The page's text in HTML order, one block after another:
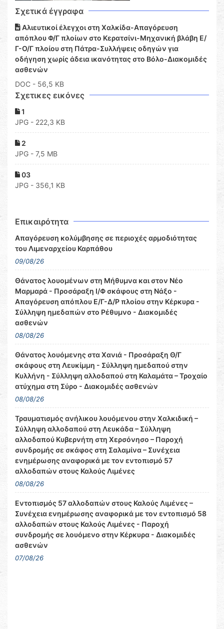
Σχετικά έγγραφα
Αλιευτικοί έλεγχοι στη Χαλκίδα-Απαγόρευση
απόπλου Φ/Γ πλοίων στο Κερατσίνι-Μηχανική βλάβη Ε/
Γ-Ο/Γ πλοίου στη Πάτρα-Συλλήψεις οδηγών για
οδήγηση χωρίς άδεια ικανότητας στο Βόλο-Διακομιδές
ασθενών
DOC - 56,5 KB
Σχετικες εικόνες
1
JPG - 222,3 KB
2
JPG - 7,5 MB
03
JPG - 356,1 KB
Επικαιρότητα
Απαγόρευση κολύμβησης σε περιοχές αρμοδιότητας
του Λιμεναρχείου Καρπάθου
09/08/26
Θάνατος λουομένων στη Μήθυμνα και στον Νέο
Μαρμαρά - Προσάραξη Ι/Φ σκάφους στη Νάξο -
Απαγόρευση απόπλου Ε/Γ-Δ/Ρ πλοίου στην Κέρκυρα -
Σύλληψη ημεδαπών στο Ρέθυμνο - Διακομιδές
ασθενών
08/08/26
Θάνατος λουόμενης στα Χανιά - Προσάραξη Θ/Γ
σκάφους στη Λευκίμμη - Σύλληψη ημεδαπού στην
Κυλλήνη - Σύλληψη αλλοδαπού στη Καλαμάτα – Τροχαίο
ατύχημα στη Σύρο - Διακομιδές ασθενών
08/08/26
Τραυματισμός ανήλικου λουόμενου στην Χαλκιδική –
Σύλληψη αλλοδαπού στη Λευκάδα – Σύλληψη
αλλοδαπού Κυβερνήτη στη Χερσόνησο – Παροχή
συνδρομής σε σκάφος στη Σαλαμίνα – Συνέχεια
ενημέρωσης αναφορικά με τον εντοπισμό 57
αλλοδαπών στους Καλούς Λιμένες
08/08/26
Εντοπισμός 57 αλλοδαπών στους Καλούς Λιμένες –
Συνέχεια ενημέρωσης αναφορικά με τον εντοπισμό 58
αλλοδαπών στους Καλούς Λιμένες - Παροχή
συνδρομής σε λουόμενο στην Κέρκυρα - Διακομιδές
ασθενών
07/08/26